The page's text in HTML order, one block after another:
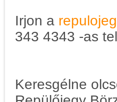
Irjon a
343 4343 -as
Keresgélne